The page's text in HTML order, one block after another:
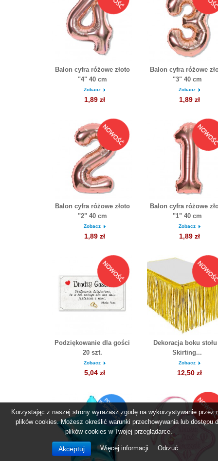
Balon cyfra różowe złoto
"4" 40 cm
Zobacz
1,89 zł
Balon cyfra różowe
"3" 40 cm
Zobacz
1,89 zł
Balon cyfra różowe złoto
"2" 40 cm
Zobacz
1,89 zł
Balon cyfra różowe
"1" 40 cm
Zobacz
1,89 zł
Podziękowanie dla gości
20 szt.
Zobacz
5,04 zł
Dekoracja boku
Skirting...
Zobacz
12,50 zł
Korzystając z naszej strony wyrażasz zgodę na wykorzystywanie przez
plików cookies. Możesz określić warunki przechowywania lub dostępu
plików cookies w Twojej przeglądarce.
Akceptuj Więcej informacji Odrzuć